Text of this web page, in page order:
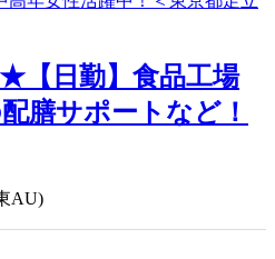
【日勤】食品工場
膳サポートなど！
AU)